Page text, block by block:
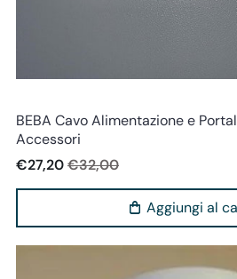
BEBA Cavo Alimentazione e
Accessori
€27,20€32,00
Aggiungi al